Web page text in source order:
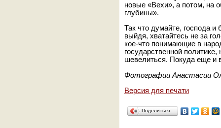
новые «Вехи», а потом, на
глубины».
Так что думайте, господа
выйдя, хватайтесь не за
кое-что понимающие в
государственной
шевелиться. Покуда еще и
Фотографии Анастасии
Версия для печати
Поделиться…